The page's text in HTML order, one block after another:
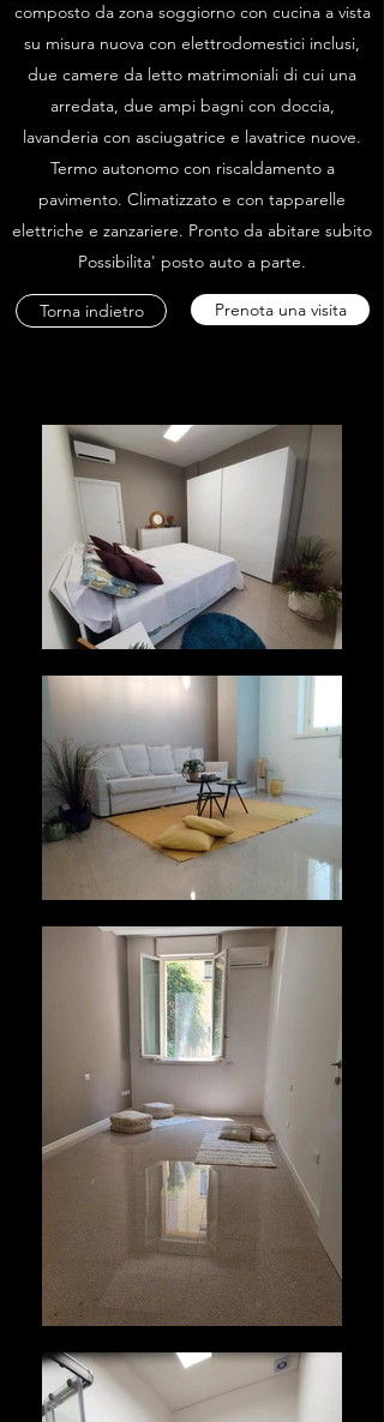
composto da zona soggiorno con cucina a vista
su misura nuova con elettrodomestici inclusi,
due camere da letto matrimoniali di cui una
arredata, due ampi bagni con doccia,
lavanderia con asciugatrice e lavatrice nuove.
Termo autonomo con riscaldamento a
pavimento. Climatizzato e con tapparelle
elettriche e zanzariere. Pronto da abitare subito
Possibilita' posto auto a parte.
Torna indietro Prenota una visita